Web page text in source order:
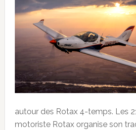
autour des Rotax 4-temps. Les
motoriste Rotax organise son